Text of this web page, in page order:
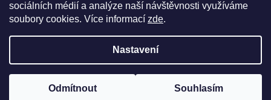
sociálních médií a analýze naší návštěvnosti využíváme
soubory cookies. Více informací zde.
Nastavení
Odmítnout Souhlasím
Vytvořil Shoptet&
Papírnictví VojTech
vyhrazena.
Upravit nastavení cookies